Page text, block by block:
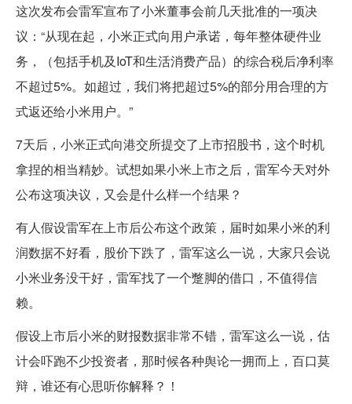
这次发布会雷军宣布了小米董事会前几天批准的一项决
议：“从现在起，小米正式向用户承诺，每年整体硬件业
务，（包括手机及IoT和生活消费产品）的综合税后净利率
不超过5%。如超过，我们将把超过5%的部分用合理的方
式返还给小米用户。”
7天后，小米正式向港交所提交了上市招股书，这个时机
拿捏的相当精妙。试想如果小米上市之后，雷军今天对外
公布这项决议，又会是什么样一个结果？
有人假设雷军在上市后公布这个政策，届时如果小米的利
润数据不好看，股价下跌了，雷军这么一说，大家只会说
小米业务没干好，雷军找了一个蹩脚的借口，不值得信
赖。
假设上市后小米的财报数据非常不错，雷军这么一说，估
计会吓跑不少投资者，那时候各种舆论一拥而上，百口莫
辩，谁还有心思听你解释？！